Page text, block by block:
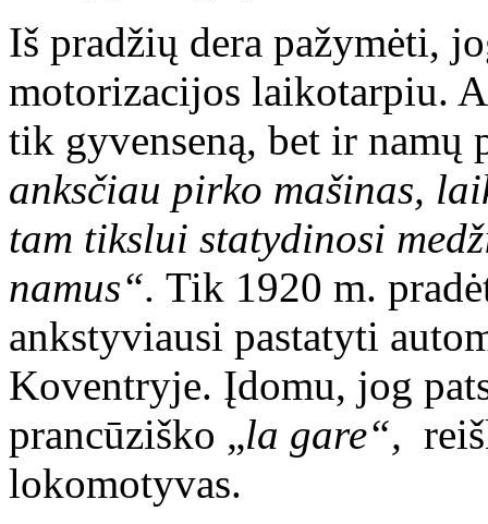
Iš pradžių dera pažymėti,
motorizacijos laikotarpiu.
tik gyvenseną, bet ir namų
anksčiau pirko mašinas,
tam tikslui statydinosi
namus“. Tik 1920 m.
ankstyviausi pastatyti
Koventryje. Įdomu, jog
prancūziško „la gare“,
lokomotyvas.